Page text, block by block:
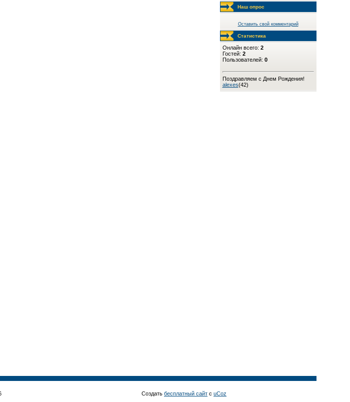
Наш опрос
Оставить свой комментарий
Статистика
Онлайн всего: 2
Гостей: 2
Пользователей: 0
Поздравляем с Днем Рождения!
alexes(42)
Создать бесплатный сайт с uCoz